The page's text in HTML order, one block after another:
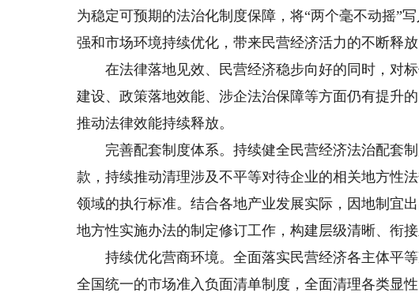
为稳定可预期的法治化制度保障，将“两个毫不动摇”
强和市场环境持续优化，带来民营经济活力的不断释放
在法律落地见效、民营经济稳步向好的同时，对标
建设、政策落地效能、涉企法治保障等方面仍有提升
推动法律效能持续释放。
完善配套制度体系。持续健全民营经济法治配套制
款，持续推动清理涉及不平等对待企业的相关地方性
领域的执行标准。结合各地产业发展实际，因地制宜
地方性实施办法的制定修订工作，构建层级清晰、衔接
持续优化营商环境。全面落实民营经济各主体平等
全国统一的市场准入负面清单制度，全面清理各类显